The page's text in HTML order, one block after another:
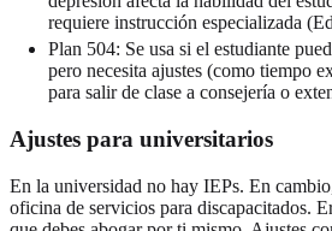
requiere instrucción especializada
Plan 504: Se usa si el estudiante
pero necesita ajustes (como tiempo
para salir de clase a consejería o
Ajustes para universitarios
En la universidad no hay IEPs. En
oficina de servicios para discapacitados.